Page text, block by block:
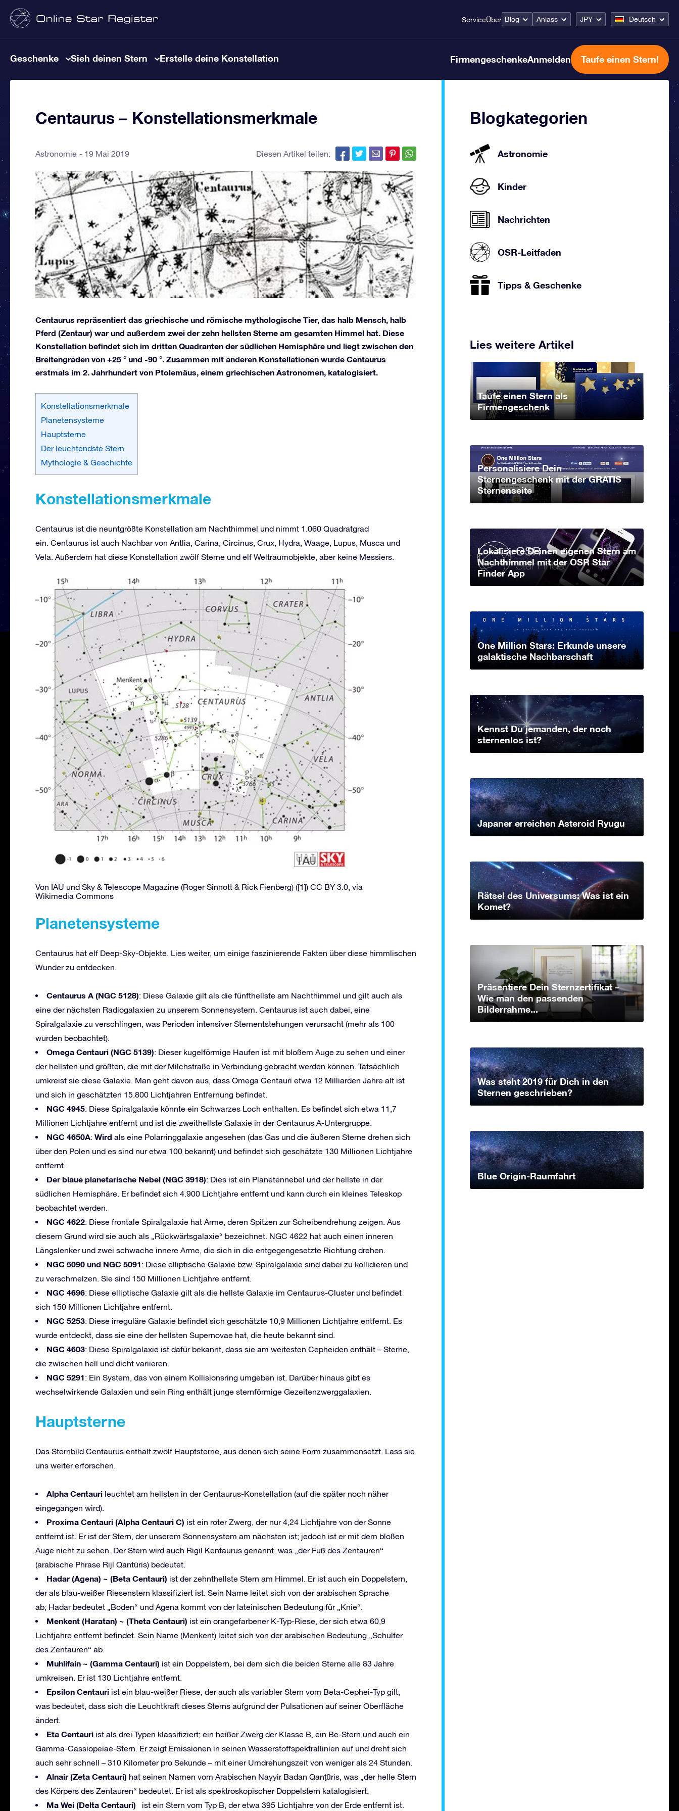
ServiceÜber Blog Anlass JPY Deutsch
Geschenke Sieh deinen Stern Erstelle deine Konstellation FirmengeschenkeAnmelden Taufe einen Stern!
Centaurus – Konstellationsmerkmale
Astronomie 19 Mai 2019 Diesen Artikel teilen:
Centaurus repräsentiert das griechische und römische mythologische Tier, das halb Mensch, halb
Pferd (Zentaur) war und außerdem zwei der zehn hellsten Sterne am gesamten Himmel hat. Diese
Konstellation befindet sich im dritten Quadranten der südlichen Hemisphäre und liegt zwischen den
Breitengraden von +25 ° und -90 °. Zusammen mit anderen Konstellationen wurde Centaurus
erstmals im 2. Jahrhundert von Ptolemäus, einem griechischen Astronomen, katalogisiert.
Konstellationsmerkmale
Planetensysteme
Hauptsterne
Der leuchtendste Stern
Mythologie & Geschichte
Konstellationsmerkmale
Centaurus ist die neuntgrößte Konstellation am Nachthimmel und nimmt 1.060 Quadratgrad
ein. Centaurus ist auch Nachbar von Antlia, Carina, Circinus, Crux, Hydra, Waage, Lupus, Musca und
Vela. Außerdem hat diese Konstellation zwölf Sterne und elf Weltraumobjekte, aber keine Messiers.
Von IAU und Sky & Telescope Magazine (Roger Sinnott & Rick Fienberg) ([1]) CC BY 3.0, via
Wikimedia Commons
Planetensysteme
Centaurus hat elf Deep-Sky-Objekte. Lies weiter, um einige faszinierende Fakten über diese himmlischen
Wunder zu entdecken.
Centaurus A (NGC 5128): Diese Galaxie gilt als die fünfthellste am Nachthimmel und gilt auch als
eine der nächsten Radiogalaxien zu unserem Sonnensystem. Centaurus ist auch dabei, eine
Spiralgalaxie zu verschlingen, was Perioden intensiver Sternentstehungen verursacht (mehr als 100
wurden beobachtet).
Omega Centauri (NGC 5139): Dieser kugelförmige Haufen ist mit bloßem Auge zu sehen und einer
der hellsten und größten, die mit der Milchstraße in Verbindung gebracht werden können. Tatsächlich
umkreist sie diese Galaxie. Man geht davon aus, dass Omega Centauri etwa 12 Milliarden Jahre alt ist
und sich in geschätzten 15.800 Lichtjahren Entfernung befindet.
NGC 4945: Diese Spiralgalaxie könnte ein Schwarzes Loch enthalten. Es befindet sich etwa 11,7
Millionen Lichtjahre entfernt und ist die zweithellste Galaxie in der Centaurus A-Untergruppe.
NGC 4650A: Wird als eine Polarringgalaxie angesehen (das Gas und die äußeren Sterne drehen sich
über den Polen und es sind nur etwa 100 bekannt) und befindet sich geschätzte 130 Millionen Lichtjahre
entfernt.
Der blaue planetarische Nebel (NGC 3918): Dies ist ein Planetennebel und der hellste in der
südlichen Hemisphäre. Er befindet sich 4.900 Lichtjahre entfernt und kann durch ein kleines Teleskop
beobachtet werden.
NGC 4622: Diese frontale Spiralgalaxie hat Arme, deren Spitzen zur Scheibendrehung zeigen. Aus
diesem Grund wird sie auch als „Rückwärtsgalaxie“ bezeichnet. NGC 4622 hat auch einen inneren
Längslenker und zwei schwache innere Arme, die sich in die entgegengesetzte Richtung drehen.
NGC 5090 und NGC 5091: Diese elliptische Galaxie bzw. Spiralgalaxie sind dabei zu kollidieren und
zu verschmelzen. Sie sind 150 Millionen Lichtjahre entfernt.
NGC 4696: Diese elliptische Galaxie gilt als die hellste Galaxie im Centaurus-Cluster und befindet
sich 150 Millionen Lichtjahre entfernt.
NGC 5253: Diese irreguläre Galaxie befindet sich geschätzte 10,9 Millionen Lichtjahre entfernt. Es
wurde entdeckt, dass sie eine der hellsten Supernovae hat, die heute bekannt sind.
NGC 4603: Diese Spiralgalaxie ist dafür bekannt, dass sie am weitesten Cepheiden enthält – Sterne,
die zwischen hell und dicht variieren.
NGC 5291: Ein System, das von einem Kollisionsring umgeben ist. Darüber hinaus gibt es
wechselwirkende Galaxien und sein Ring enthält junge sternförmige Gezeitenzwerggalaxien.
Hauptsterne
Das Sternbild Centaurus enthält zwölf Hauptsterne, aus denen sich seine Form zusammensetzt. Lass sie
uns weiter erforschen.
Alpha Centauri leuchtet am hellsten in der Centaurus-Konstellation (auf die später noch näher
eingegangen wird).
Proxima Centauri (Alpha Centauri C) ist ein roter Zwerg, der nur 4,24 Lichtjahre von der Sonne
entfernt ist. Er ist der Stern, der unserem Sonnensystem am nächsten ist; jedoch ist er mit dem bloßen
Auge nicht zu sehen. Der Stern wird auch Rigil Kentaurus genannt, was „der Fuß des Zentauren“
(arabische Phrase Rijl Qantūris) bedeutet.
Hadar (Agena) ~ (Beta Centauri) ist der zehnthellste Stern am Himmel. Er ist auch ein Doppelstern,
der als blau-weißer Riesenstern klassifiziert ist. Sein Name leitet sich von der arabischen Sprache
ab; Hadar bedeutet „Boden“ und Agena kommt von der lateinischen Bedeutung für „Knie“.
Menkent (Haratan) ~ (Theta Centauri) ist ein orangefarbener K-Typ-Riese, der sich etwa 60,9
Lichtjahre entfernt befindet. Sein Name (Menkent) leitet sich von der arabischen Bedeutung „Schulter
des Zentauren“ ab.
Muhlifain ~ (Gamma Centauri) ist ein Doppelstern, bei dem sich die beiden Sterne alle 83 Jahre
umkreisen. Er ist 130 Lichtjahre entfernt.
Epsilon Centauri ist ein blau-weißer Riese, der auch als variabler Stern vom Beta-Cephei-Typ gilt,
was bedeutet, dass sich die Leuchtkraft dieses Sterns aufgrund der Pulsationen auf seiner Oberfläche
ändert.
Eta Centauri ist als drei Typen klassifiziert; ein heißer Zwerg der Klasse B, ein Be-Stern und auch ein
Gamma-Cassiopeiae-Stern. Er zeigt Emissionen in seinen Wasserstoffspektrallinien auf und dreht sich
auch sehr schnell – 310 Kilometer pro Sekunde – mit einer Umdrehungszeit von weniger als 24 Stunden.
Alnair (Zeta Centauri) hat seinen Namen vom Arabischen Nayyir Badan Qanṭūris, was „der helle Stern
des Körpers des Zentauren“ bedeutet. Er ist als spektroskopischer Doppelstern katalogisiert.
Ma Wei (Delta Centauri) ist ein Stern vom Typ B, der etwa 395 Lichtjahre von der Erde entfernt ist.
Blogkategorien
Astronomie
Kinder
Nachrichten
OSR-Leitfaden
Tipps & Geschenke
Lies weitere Artikel
Taufe einen Stern als
Firmengeschenk
Personalisiere Dein
Sternengeschenk mit der GRATIS
Sternenseite
Lokalisiere Deinen eigenen Stern am
Nachthimmel mit der OSR Star
Finder App
One Million Stars: Erkunde unsere
galaktische Nachbarschaft
Kennst Du jemanden, der noch
sternenlos ist?
Japaner erreichen Asteroid Ryugu
Rätsel des Universums: Was ist ein
Komet?
Präsentiere Dein Sternzertifikat –
Wie man den passenden
Bilderrahme...
Was steht 2019 für Dich in den
Sternen geschrieben?
Blue Origin-Raumfahrt